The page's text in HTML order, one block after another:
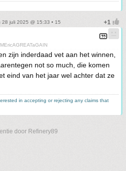
28 juli 2025 @ 15:33 • 15
zijn inderdaad vet aan het winnen,
not so much, die komen
eind van het jaar wel achter dat ze
in accepting or rejecting any claims that
door Refinery89